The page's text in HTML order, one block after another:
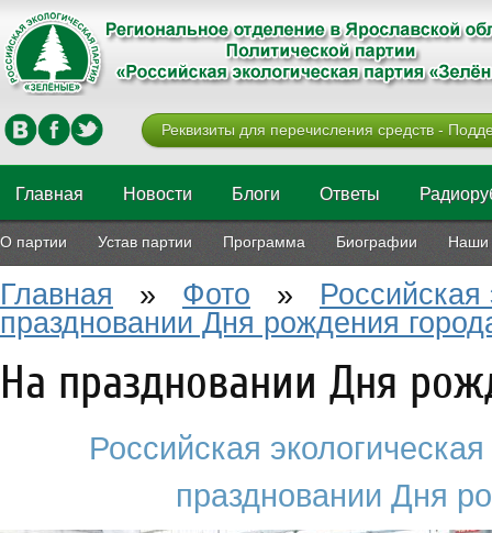
Реквизиты для перечисления средств -
Главная Новости Блоги Ответы
О партии Устав партии Программа Биографии Наши
Главная » Фото » Российская
праздновании Дня рождения
На праздновании Дня
Российская
праздновании Дня